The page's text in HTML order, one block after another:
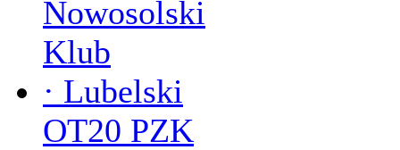
Nowosolski
Klub
· Lubelski
OT20 PZK